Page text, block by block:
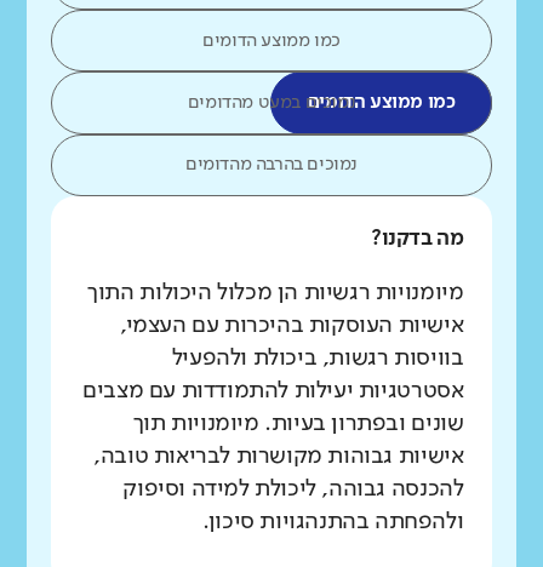
כמו ממוצע הדומים
כמו ממוצע הדומיםנמוכים במעט מהדומים
נמוכים בהרבה מהדומים
מה בדקנו?
מיומנויות רגשיות הן מכלול היכולות התוך
אישיות העוסקות בהיכרות עם העצמי,
בוויסות רגשות, ביכולת ולהפעיל
אסטרטגיות יעילות להתמודדות עם מצבים
שונים ובפתרון בעיות. מיומנויות תוך
אישיות גבוהות מקושרות לבריאות טובה,
להכנסה גבוהה, ליכולת למידה וסיפוק
ולהפחתה בהתנהגויות סיכון.